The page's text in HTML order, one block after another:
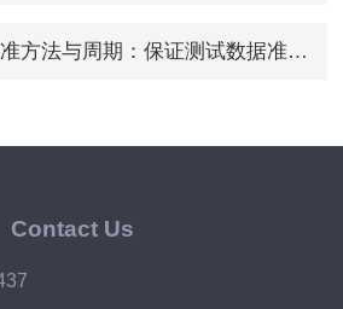
法与周期：保证测试数据准确性的关键步骤
Contact Us